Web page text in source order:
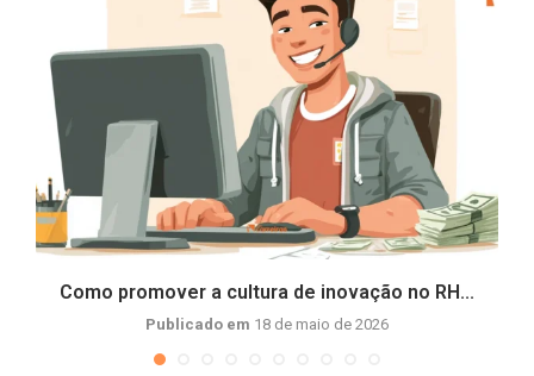
Como promover a cultura de inovação no RH...
Publicado em 18 de maio de 2026